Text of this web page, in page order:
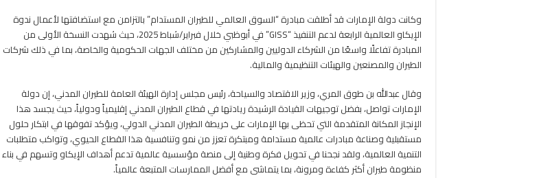
وكانت دولة الإمارات قد أطلقت مبادرة “السوق العالمي للطيران المستدام” بالتزامن مع استضافتها لأعمال ندوة
الإيكاو العالمية الرابعة لدعم التنفيذ “GISS” في أبوظبي خلال فبراير/شباط 2025، حيث شهدت النسخة الأولى من
المبادرة تفاعلًا واسعًا من الشركاء الدوليين والمشاركين من مختلف الجهات الحكومية والخاصة، بما في ذلك شركات
الطيران والمصنعين والهيئات التنظيمية والمالية.
وقال عبدالله بن طوق المري، وزير الاقتصاد والسياحة، رئيس مجلس إدارة الهيئة العامة للطيران المدني، إن دولة
الإمارات تواصل، بفضل توجيهات القيادة الرشيدة ريادتها في قطاع الطيران المدني إقليمياً ودولياً، حيث يجسد هذا
الإنجاز المكانة المتقدمة التي تحظى بها الإمارات على خريطة الطيران المدني الدولي، ويؤكد تفوقها في ابتكار حلول
مستقبلية وصناعة مبادرات عالمية مستدامة ومبتكرة تعزز من نمو وتنافسية هذا القطاع الحيوي، وتواكب متطلبات
التنمية العالمية، ولقد نجحنا في تحويل فكرة وطنية إلى منصة مؤسسية عالمية تدعم أهداف الإيكاو وتسهم في بناء
منظومة طيران أكثر كفاءة ومرونة، بما يتماشى مع أفضل الممارسات المتبعة عالمياً.